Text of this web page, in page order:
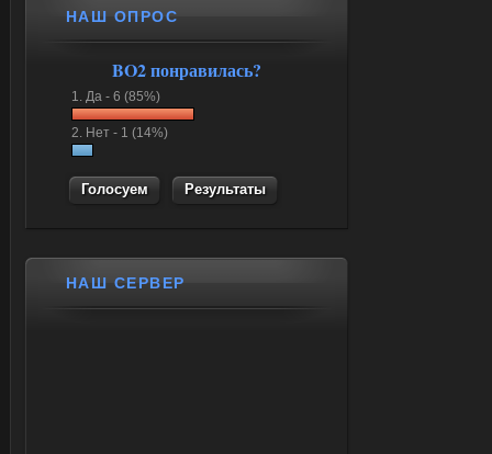
НАШ ОПРОС
BO2 понравилась?
1. Да - 6 (85%)
2. Нет - 1 (14%)
Результаты
НАШ СЕРВЕР